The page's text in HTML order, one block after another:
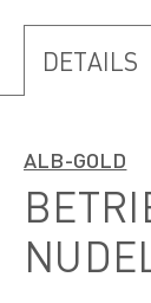
DETAILS
ALB-GOLD